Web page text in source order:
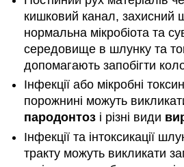
кишковий канал, захисний
нормальна мікробіота та
середовище в шлунку та
допомагають запобігти
Інфекції або мікробні
порожнині можуть
пародонтоз і різні види
Інфекції та інтоксикації
тракту можуть викликати